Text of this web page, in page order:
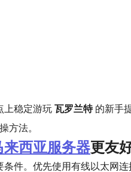
上稳定游玩 瓦罗兰特的新手
方法。
来西亚服务器更友
件。优先使用有线以太网